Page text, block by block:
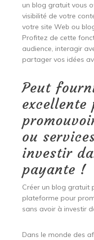
un blog gratuit vous
visibilité de votre
votre site Web ou
Profitez de cette
audience, interagir
partager vos idées
Peut
ou
investir
payante !
Créer un blog gratuit
plateforme pour
sans avoir à investir
Dans le monde des